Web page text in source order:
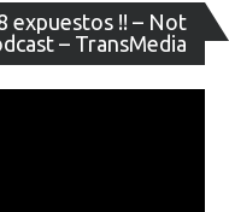
expuestos !! – Not
– TransMedia
de